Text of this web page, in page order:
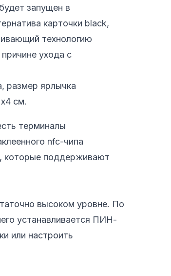
запущен в
карточки black,
технологию
ухода с
размер ярлычка
см.
терминалы
nfc-чипа
которые поддерживают
высоком уровне. По
устанавливается ПИН-
или настроить